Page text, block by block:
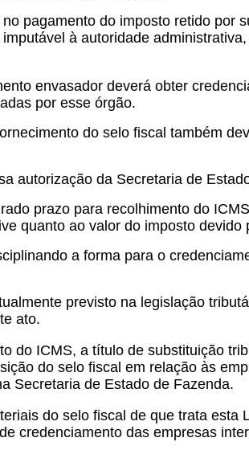
pagamento do imposto retido por
à autoridade
envasador deverá obter
por esse órgão.
do selo fiscal também
autorização da Secretaria de
prazo para recolhimento do
quanto ao valor do imposto devido
a forma para o
previsto na legislação
ato.
do ICMS, a título de substituição
do selo fiscal em relação às
Secretaria de Estado de Fazenda.
do selo fiscal de que trata esta
credenciamento das empresas